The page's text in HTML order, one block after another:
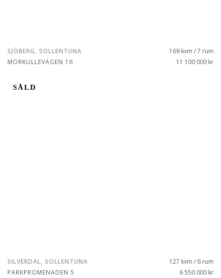
SJÖBERG, SOLLENTUNA
MORKULLEVÄGEN 16
169 kvm / 7 rum
11 100 000 kr
SÅLD
SILVERDAL, SOLLENTUNA
PARKPROMENADEN 5
127 kvm / 6 rum
6 550 000 kr